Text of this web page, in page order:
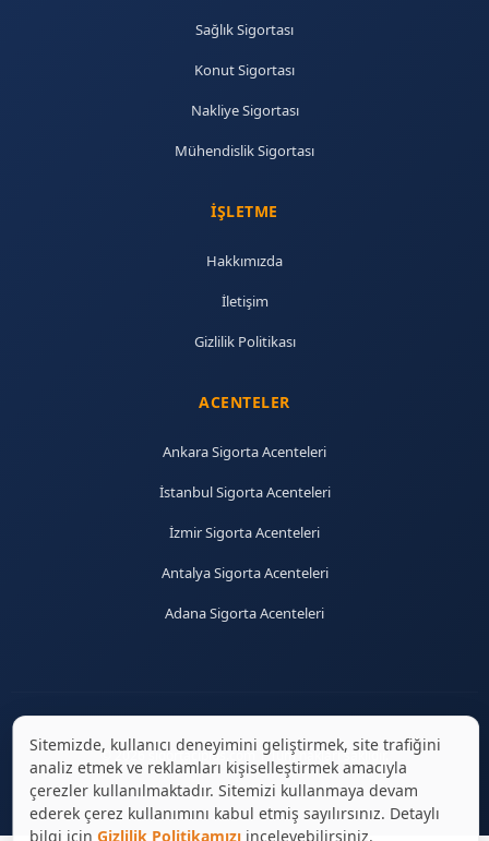
Sağlık Sigortası
Konut Sigortası
Nakliye Sigortası
Mühendislik Sigortası
İŞLETME
Hakkımızda
İletişim
Gizlilik Politikası
ACENTELER
Ankara Sigorta Acenteleri
İstanbul Sigorta Acenteleri
İzmir Sigorta Acenteleri
Antalya Sigorta Acenteleri
Adana Sigorta Acenteleri
© 2026 sigortaciplus.com | Tüm hakları saklıdır.
Sitemizde, kullanıcı deneyimini geliştirmek, site trafiğini
analiz etmek ve reklamları kişiselleştirmek amacıyla
çerezler kullanılmaktadır. Sitemizi kullanmaya devam
ederek çerez kullanımını kabul etmiş sayılırsınız. Detaylı
bilgi içinGizlilik Politikamızı inceleyebilirsiniz.